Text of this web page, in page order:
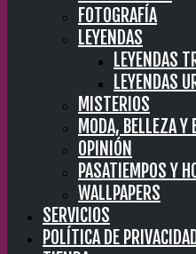
FOTOGRAFÍA
LEYENDAS
LEYENDAS
LEYENDAS
MISTERIOS
MODA, BELLEZA Y
OPINIÓN
PASATIEMPOS Y
WALLPAPERS
SERVICIOS
POLÍTICA DE